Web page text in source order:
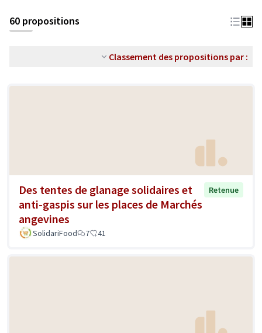
60 propositions
Classement des propositions par :
Des tentes de glanage solidaires et
anti-gaspis sur les places de Marchés
angevines
Retenue
SolidariFood 7 41